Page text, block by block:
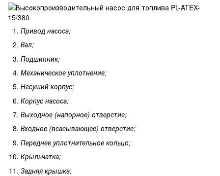
Привод насоса;
Вал;
Подшипник;
Механическое уплотнение;
Несущий корпус;
Корпус насоса;
Выходное (напорное) отверстие;
Входное (всасывающее) отверстие;
Переднее уплотнительное кольцо;
Крыльчатка;
Задняя крышка;